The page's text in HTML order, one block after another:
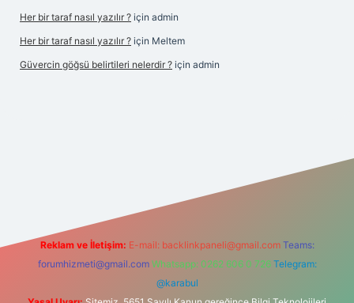
Her bir taraf nasıl yazılır ? için admin
Her bir taraf nasıl yazılır ? için Meltem
Güvercin göğsü belirtileri nelerdir ? için admin
Reklam ve İletişim: E-mail: backlinkpaneli@gmail.com Teams:
forumhizmeti@gmail.com Whatsapp: 0262 606 0 726 Telegram:
@karabul